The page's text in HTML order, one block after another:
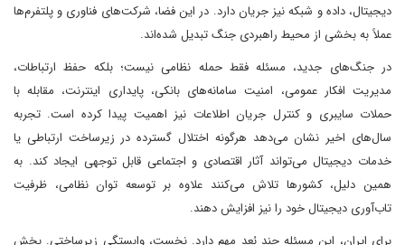
دیجیتال، داده و شبکه نیز جریان دارد. در این فضا، شرکت‌های فناوری و پلتفرم‌ها
عملاً به بخشی از محیط راهبردی جنگ تبدیل شده‌اند.
در جنگ‌های جدید، مسئله فقط حمله نظامی نیست؛ بلکه حفظ ارتباطات،
مدیریت افکار عمومی، امنیت سامانه‌های بانکی، پایداری اینترنت، مقابله با
حملات سایبری و کنترل جریان اطلاعات نیز اهمیت پیدا کرده است. تجربه
سال‌های اخیر نشان می‌دهد هرگونه اختلال گسترده در زیرساخت ارتباطی یا
خدمات دیجیتال می‌تواند آثار اقتصادی و اجتماعی قابل توجهی ایجاد کند. به
همین دلیل، کشورها تلاش می‌کنند علاوه بر توسعه توان نظامی، ظرفیت
تاب‌آوری دیجیتال خود را نیز افزایش دهند.
برای ایران، این مسئله چند بُعد مهم دارد. نخست، وابستگی زیرساختی. بخش